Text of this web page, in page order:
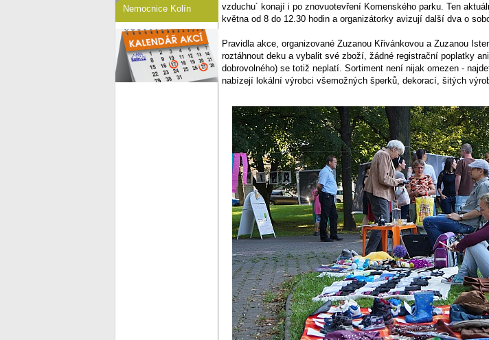
Nemocnice Kolín
vzduchu´ konají i po znovuotevření Komenského parku. Ten
května od 8 do 12.30 hodin a organizátorky avizují další dva o
Pravidla akce, organizované Zuzanou Křivánkovou a Zuzanou
roztáhnout deku a vybalit své zboží, žádné registrační poplatky
dobrovolného) se totiž neplatí. Sortiment není nijak omezen -
nabízejí lokální výrobci všemožných šperků, dekorací, šitých